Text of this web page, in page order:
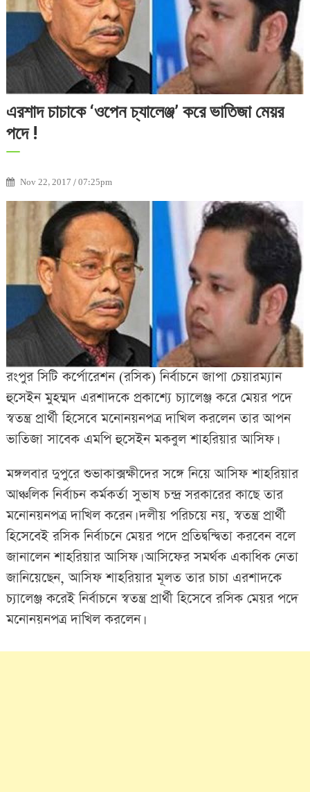
এরশাদ চাচাকে ‘ওপেন চ্যালেঞ্জ’ করে ভাতিজা মেয়র
পদে !
Nov 22, 2017 / 07:25pm
রংপুর সিটি কর্পোরেশন (রসিক) নির্বাচনে জাপা চেয়ারম্যান
হুসেইন মুহম্মদ এরশাদকে প্রকাশ্যে চ্যালেঞ্জ করে মেয়র পদে
স্বতন্ত্র প্রার্থী হিসেবে মনোনয়নপত্র দাখিল করলেন তার আপন
ভাতিজা সাবেক এমপি হুসেইন মকবুল শাহরিয়ার আসিফ।
মঙ্গলবার দুপুরে শুভাকাক্সক্ষীদের সঙ্গে নিয়ে আসিফ শাহরিয়ার
আঞ্চলিক নির্বাচন কর্মকর্তা সুভাষ চন্দ্র সরকারের কাছে তার
মনোনয়নপত্র দাখিল করেন। দলীয় পরিচয়ে নয়, স্বতন্ত্র প্রার্থী
হিসেবেই রসিক নির্বাচনে মেয়র পদে প্রতিদ্বন্দ্বিতা করবেন বলে
জানালেন শাহরিয়ার আসিফ। আসিফের সমর্থক একাধিক নেতা
জানিয়েছেন, আসিফ শাহরিয়ার মূলত তার চাচা এরশাদকে
চ্যালেঞ্জ করেই নির্বাচনে স্বতন্ত্র প্রার্থী হিসেবে রসিক মেয়র পদে
মনোনয়নপত্র দাখিল করলেন।